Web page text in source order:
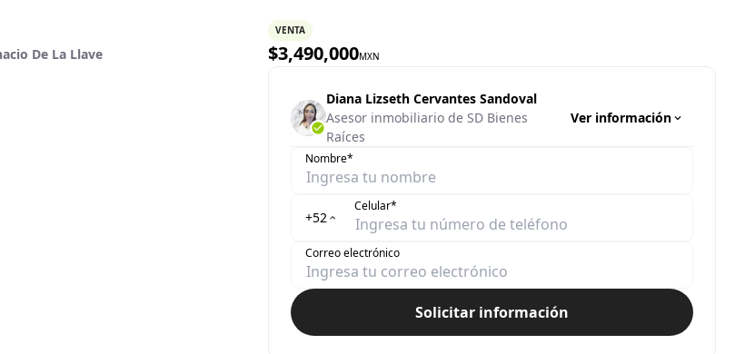
De La Llave
VENTA
$3,490,000MXN
Diana Lizseth Cervantes Sandoval
Asesor inmobiliario de SD Bienes
Raíces
Ver información
Nombre*
+52
Celular*
Correo electrónico
Solicitar información